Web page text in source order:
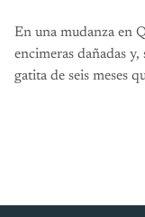
En una mudanza en
encimeras dañadas
gatita de seis meses